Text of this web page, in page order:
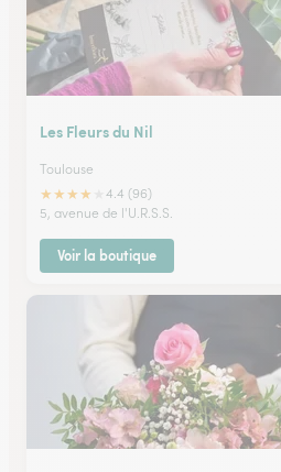
Les Fleurs du Nil
Toulouse
★★★★
4.4 (96)
5, avenue de l'U.R.S.S.
Voir la boutique